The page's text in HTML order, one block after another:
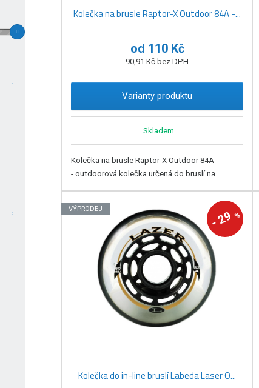
Kolečka na brusle Raptor-X Outdoor 84A -...
od 110 Kč
90,91 Kč bez DPH
Varianty produktu
Skladem
Kolečka na brusle Raptor-X Outdoor 84A
- outdoorová kolečka určená do bruslí na ...
-
29%
VÝPRODEJ
Kolečka do in-line bruslí Labeda Laser O...